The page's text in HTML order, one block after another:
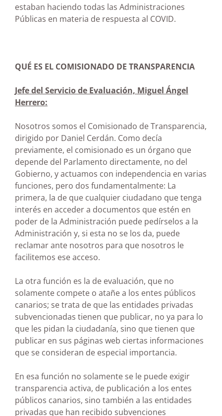
estaban haciendo todas las Administraciones
Públicas en materia de respuesta al COVID.
QUÉ ES EL COMISIONADO DE TRANSPARENCIA
Jefe del Servicio de Evaluación, Miguel Ángel
Herrero:
Nosotros somos el Comisionado de Transparencia,
dirigido por Daniel Cerdán. Como decía
previamente, el comisionado es un órgano que
depende del Parlamento directamente, no del
Gobierno, y actuamos con independencia en varias
funciones, pero dos fundamentalmente: La
primera, la de que cualquier ciudadano que tenga
interés en acceder a documentos que estén en
poder de la Administración puede pedírselos a la
Administración y, si esta no se los da, puede
reclamar ante nosotros para que nosotros le
facilitemos ese acceso.
La otra función es la de evaluación, que no
solamente compete o atañe a los entes públicos
canarios; se trata de que las entidades privadas
subvencionadas tienen que publicar, no ya para lo
que les pidan la ciudadanía, sino que tienen que
publicar en sus páginas web ciertas informaciones
que se consideran de especial importancia.
En esa función no solamente se le puede exigir
transparencia activa, de publicación a los entes
públicos canarios, sino también a las entidades
privadas que han recibido subvenciones